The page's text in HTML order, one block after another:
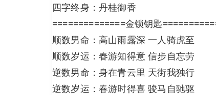
四字终身：丹桂御香
==============金锁钥匙
顺数男命：高山雨露深 一人骑虎至
顺数岁运：春游知得意 信步自忘劳
逆数男命：身在青云里 天街我独行
逆数岁运：春游时得喜 骏马自驰驱